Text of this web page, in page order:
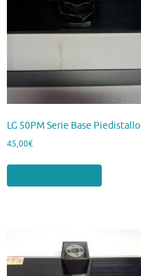
LG 50PM Serie Base Piedistallo
45,00€